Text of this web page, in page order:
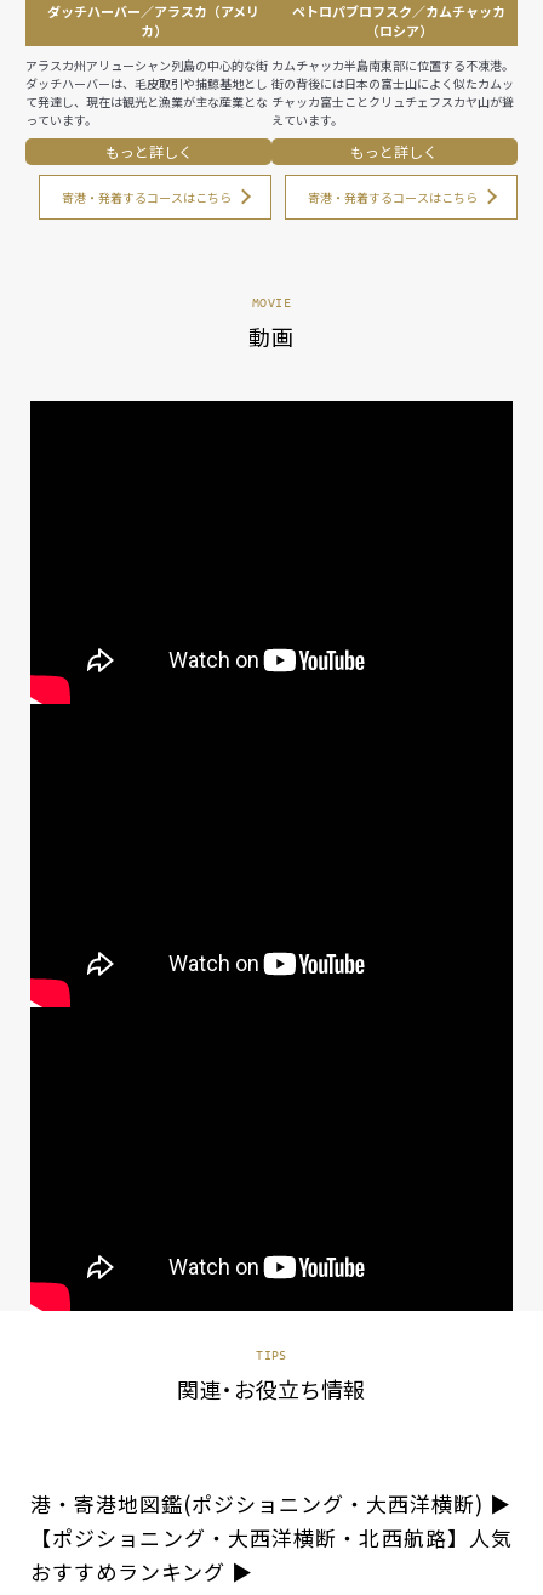
ダッチハーバー／アラスカ（アメリ
カ）
アラスカ州アリューシャン列島の中心的な街
ダッチハーバーは、毛皮取引や捕鯨基地とし
て発達し、現在は観光と漁業が主な産業とな
っています。
もっと詳しく
寄港・発着するコースはこちら
ペトロパブロフスク／カムチャッカ
（ロシア）
カムチャッカ半島南東部に位置する不凍港。
街の背後には日本の富士山によく似たカムッ
チャッカ富士ことクリュチェフスカヤ山が聳
えています。
もっと詳しく
寄港・発着するコースはこちら
MOVIE
動画
TIPS
関連・お役立ち情報
港・寄港地図鑑(ポジショニング・大西洋横断) ▶︎
【ポジショニング・大西洋横断・北西航路】人気
おすすめランキング ▶︎